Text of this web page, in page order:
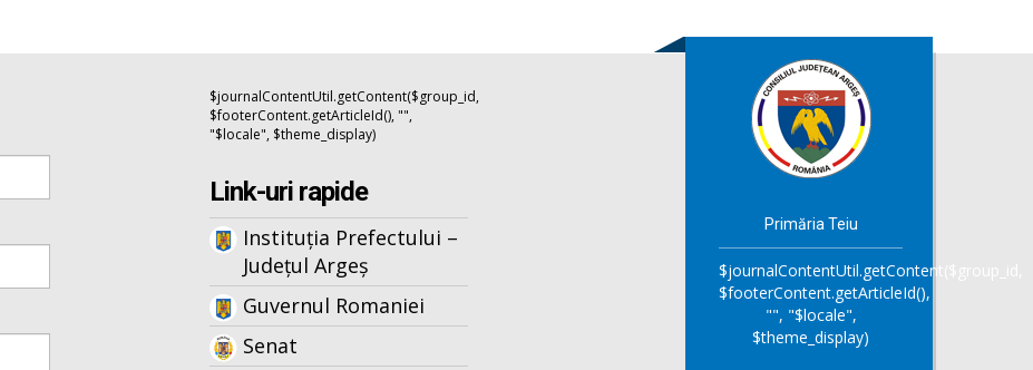
$journalContentUtil.getContent($group_id,
$footerContent.getArticleId(), "",
"$locale", $theme_display)
Link-uri rapide
Instituția Prefectului –
Județul Argeș
Guvernul Romaniei
Senat
Primăria Teiu
$journalContentUtil.getContent($group_id,
$footerContent.getArticleId(),
"", "$locale",
$theme_display)